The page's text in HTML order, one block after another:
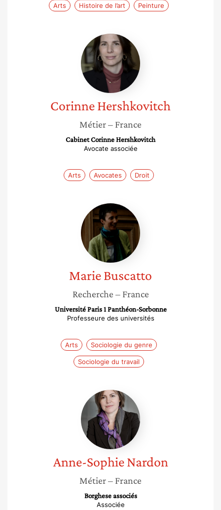
Arts
Histoire de l’art Peinture
Corinne
Hershkovitch
CorinneHershkovitch
Métier– France
Cabinet Corinne Hershkovitch
Avocate associée
Arts Avocates Droit
Marie
Buscatto
MarieBuscatto
Recherche – France
Université Paris 1 Panthéon-Sorbonne
Professeure des universités
Arts Sociologie du genre
Sociologie du travail
Anne-
Sophie
Nardon
Anne-Sophie Nardon
Métier– France
Borghese associés
Associée